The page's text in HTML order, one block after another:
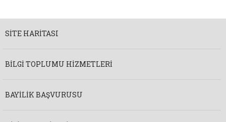
SITE HARITASI
BILGI TOPLUMU HIZMETLERI
BAYILIK BAŞVURUSU